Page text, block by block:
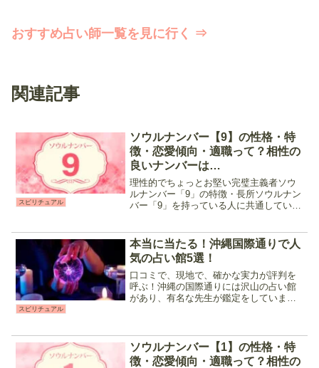
おすすめ占い師一覧を見に行く ⇒
関連記事
スピリチュアル
ソウルナンバー【9】の性格・特
徴・恋愛傾向・適職って？相性の
良いナンバーは…
理性的でちょっとお堅い完璧主義者ソウ
ルナンバー「9」の特徴・長所ソウルナン
バー「9」を持っている人に共通している
る・無駄がない・影の努力家ソウルナン
バー「9」はコミュニ...
スピリチュアル
本当に当たる！沖縄国際通りで人
気の占い館5選！
口コミで、現地で、確かな実力が評判を
呼ぶ！沖縄の国際通りには沢山の占い館
があり、有名な先生が鑑定をしていま
ではないでしょうか。今回は...
ソウルナンバー【1】の性格・特
徴・恋愛傾向・適職って？相性の